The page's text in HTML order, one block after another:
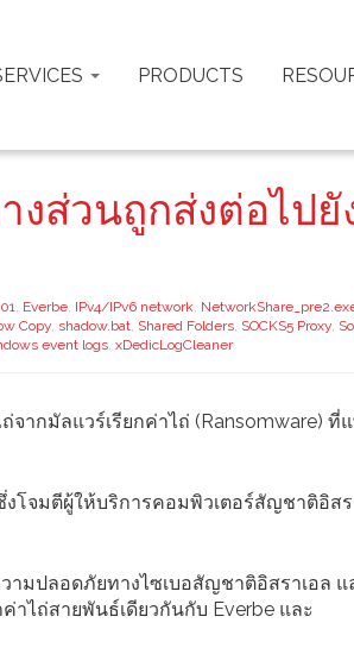
PRODUCTS
งส่วนถูกส่งต่อไปยั
, Everbe, IPv4/IPv6 network,
Copy, shadow.bat, Shared Folders, SOCKS5 Proxy,
event logs, xDedicLogCleaner
ากมัลแวร์เรียกค่าไถ่ (Ransomware) ที่
โจมตีผู้ให้บริการคอมพิวเตอร์สัญชาติอิสร
ามปลอดภัยทางไซเบอสัญชาติอิสราเอล แ
าไถ่สายพันธ์เดียวกันกับ Everbe และ